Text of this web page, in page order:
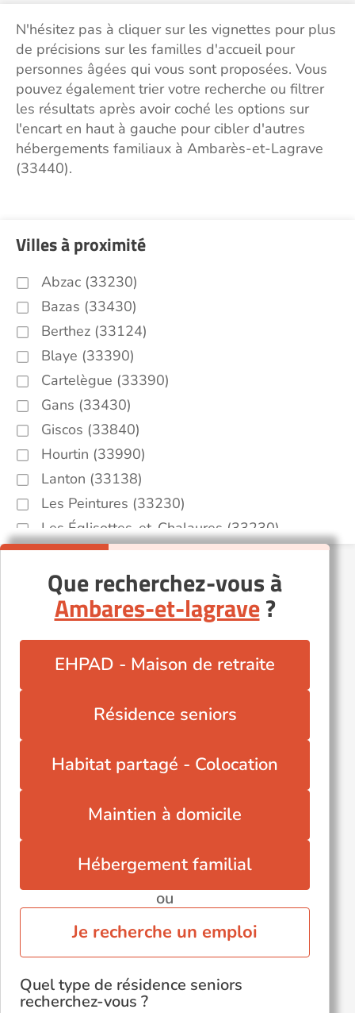
N'hésitez pas à cliquer sur les vignettes pour plus
de précisions sur les familles d'accueil pour
personnes âgées qui vous sont proposées. Vous
pouvez également trier votre recherche ou filtrer
les résultats après avoir coché les options sur
l'encart en haut à gauche pour cibler d'autres
hébergements familiaux à Ambarès-et-Lagrave
(33440).
Villes à proximité
Abzac (33230)
Bazas (33430)
Berthez (33124)
Blaye (33390)
Cartelègue (33390)
Gans (33430)
Giscos (33840)
Hourtin (33990)
Lanton (33138)
Les Peintures (33230)
Les Églisottes-et-Chalaures (33230)
Marsas (33620)
Pessac (33600)
Pessac-sur-Dordogne (33890)
Plassac (33390)
Saint-Ciers-sur-Gironde (33820)
Saint-Seurin-sur-l'Isle (33660)
Que recherchez-vous à
Ambares-et-lagrave?
EHPAD - Maison de retraite
Résidence seniors
Habitat partagé - Colocation
Maintien à domicile
Hébergement familial
ou
Je recherche un emploi
Quel type de résidence seniors
recherchez-vous ?